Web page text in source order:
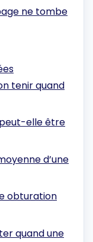
ne tombe
tenir quand
elle être
d’une
obturation
quand une